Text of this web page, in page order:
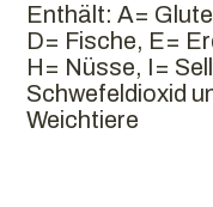
Enthält: A=
D= Fische, E=
H= Nüsse, I=
Schwefeldioxid
Weichtiere